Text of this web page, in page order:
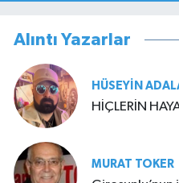
Alıntı Yazarlar
HÜSEYIN
HİÇLERİN
MURAT TOKER